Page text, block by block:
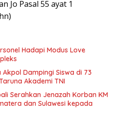
Jo Pasal 55 ayat 1
Hadapi Modus Love
Dampingi Siswa di 73
Akademi TNI
Serahkan Jenazah Korban KM
dan Sulawesi kepada